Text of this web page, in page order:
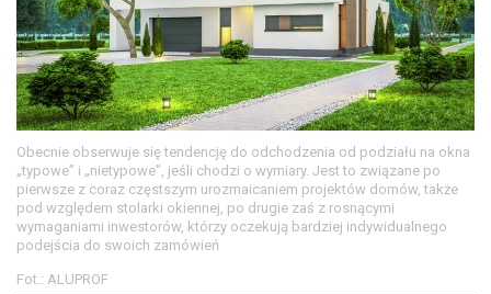
Obecnie obserwuje się tendencję do odchodzenia od podziału na okna
„typowe” i „nietypowe”, jeśli chodzi o wymiary. Jest to związane po
pierwsze z coraz częstszym urozmaicaniem projektów domów, także
pod względem stolarki okiennej, po drugie zaś z rosnącymi
wymaganiami inwestorów, którzy oczekują bardziej indywidualnego
podejścia do swoich zamówień
Fot.: ALUPROF